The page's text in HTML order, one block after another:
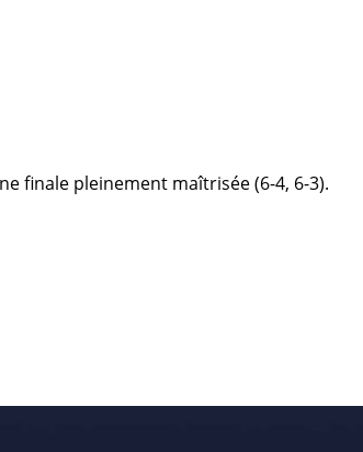
finale pleinement maîtrisée (6-4, 6-3).